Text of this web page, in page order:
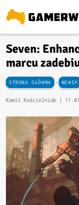
Seven:
marcu
STRONA GŁÓWNA - NEWSY
Kamil Kościelniak |